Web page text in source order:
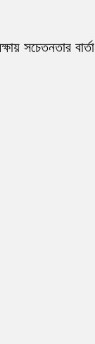
সচেতনতার বার্তা